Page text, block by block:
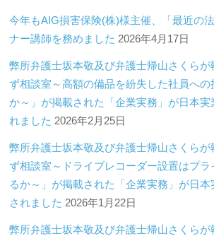
今年もAIG損害保険(株)様主催、「最近の
ナー講師を務めました 2026年4月17日
弊所弁護士坂本敬及び弁護士帰山さくらが
ず相談室～高額の備品を紛失した社員へ
か～」が掲載された「企業実務」が日本実
れました 2026年2月25日
弊所弁護士坂本敬及び弁護士帰山さくらが
ず相談室～ドライブレコーダー設置はプラ
るか～」が掲載された「企業実務」が日
されました 2026年1月22日
弊所弁護士坂本敬及び弁護士帰山さくらが